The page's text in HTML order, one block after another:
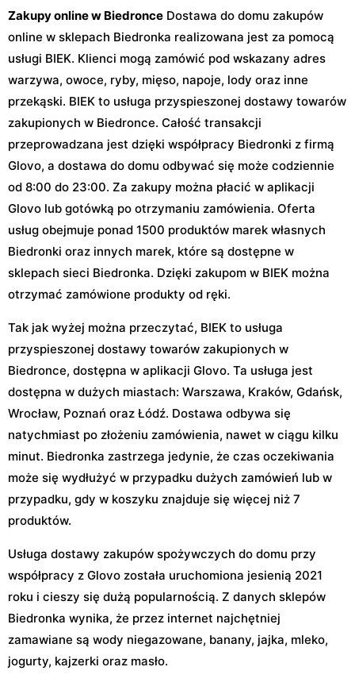
Zakupy online w Biedronce Dostawa do domu zakupów
online w sklepach Biedronka realizowana jest za pomocą
usługi BIEK. Klienci mogą zamówić pod wskazany adres
warzywa, owoce, ryby, mięso, napoje, lody oraz inne
przekąski. BIEK to usługa przyspieszonej dostawy towarów
zakupionych w Biedronce. Całość transakcji
przeprowadzana jest dzięki współpracy Biedronki z firmą
Glovo, a dostawa do domu odbywać się może codziennie
od 8:00 do 23:00. Za zakupy można płacić w aplikacji
Glovo lub gotówką po otrzymaniu zamówienia. Oferta
usług obejmuje ponad 1500 produktów marek własnych
Biedronki oraz innych marek, które są dostępne w
sklepach sieci Biedronka. Dzięki zakupom w BIEK można
otrzymać zamówione produkty od ręki.
Tak jak wyżej można przeczytać, BIEK to usługa
przyspieszonej dostawy towarów zakupionych w
Biedronce, dostępna w aplikacji Glovo. Ta usługa jest
dostępna w dużych miastach: Warszawa, Kraków, Gdańsk,
Wrocław, Poznań oraz Łódź. Dostawa odbywa się
natychmiast po złożeniu zamówienia, nawet w ciągu kilku
minut. Biedronka zastrzega jedynie, że czas oczekiwania
może się wydłużyć w przypadku dużych zamówień lub w
przypadku, gdy w koszyku znajduje się więcej niż 7
produktów.
Usługa dostawy zakupów spożywczych do domu przy
współpracy z Glovo została uruchomiona jesienią 2021
roku i cieszy się dużą popularnością. Z danych sklepów
Biedronka wynika, że przez internet najchętniej
zamawiane są wody niegazowane, banany, jajka, mleko,
jogurty, kajzerki oraz masło.